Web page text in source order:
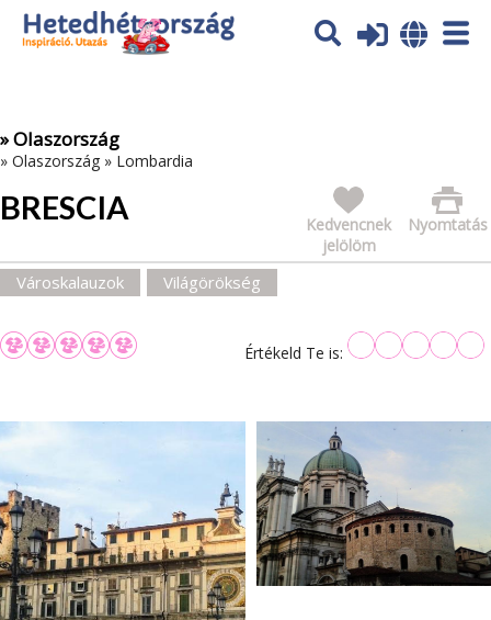
Az oldal sütiket (cookies) használ. További tájékoztatás itt:
Adatvédelmi tájékoztató
» Olaszország
» Olaszország » Lombardia
BRESCIA Nyomtatás
Kedvencnek
jelölöm
Városkalauzok Világörökség
Értékeld Te is: